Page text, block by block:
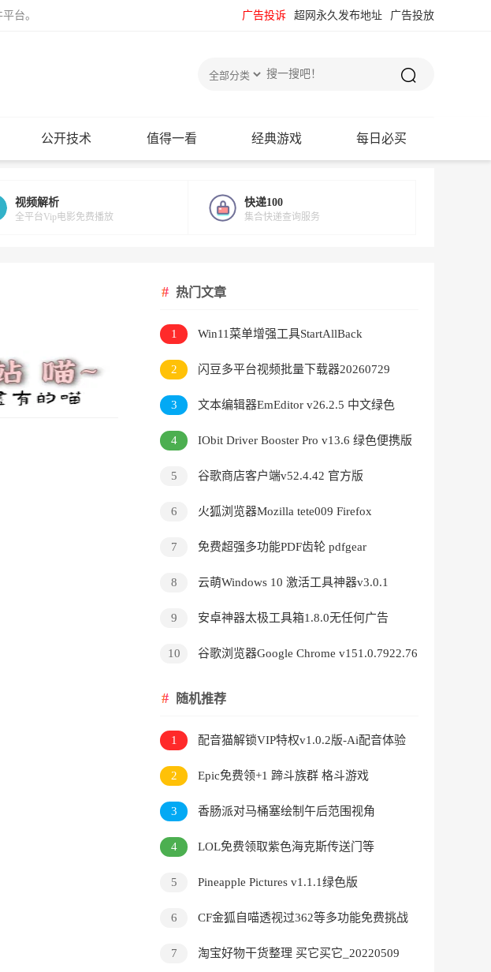
台。 广告投放
超网永久发布地址
广告投诉
公开技术 值得一看 经典游戏 每日必买
视频解析
全平台Vip电影免费播放
快递100
集合快递查询服务
热门文章
1
Win11菜单增强工具StartAllBack
v3.9.24.5378直装版
2
闪豆多平台视频批量下载器20260729
3
文本编辑器EmEditor v26.2.5 中文绿色
版
4
IObit Driver Booster Pro v13.6 绿色便携版
5 谷歌商店客户端v52.4.42 官方版
6
火狐浏览器Mozilla tete009 Firefox
7
免费超强多功能PDF齿轮 pdfgear
8
云萌Windows 10 激活工具神器v3.0.1
9 安卓神器太极工具箱1.8.0无任何广告
10
谷歌浏览器Google Chrome v151.0.7922.76
随机推荐
1 配音猫解锁VIP特权v1.0.2版-Ai配音体验
2 Epic免费领+1 蹄斗族群 格斗游戏
3 香肠派对马桶塞绘制午后范围视角
4 LOL免费领取紫色海克斯传送门等
5 Pineapple Pictures v1.1.1绿色版
6
CF金狐自喵透视过362等多功能免费挑战
7
淘宝好物干货整理 买它买它_20220509